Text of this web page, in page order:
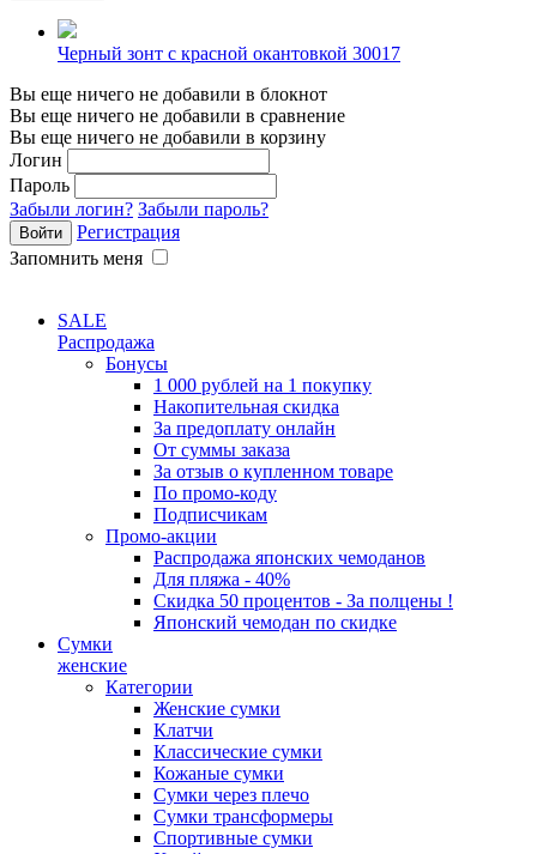
Черный зонт с красной окантовкой 30017
Вы еще ничего не добавили в блокнот
Вы еще ничего не добавили в сравнение
Вы еще ничего не добавили в корзину
Логин
Пароль
Забыли логин? Забыли пароль?
Регистрация
Запомнить меня
SALE
Распродажа
Бонусы
1 000 рублей на 1 покупку
Накопительная скидка
За предоплату онлайн
От суммы заказа
За отзыв о купленном товаре
По промо-коду
Подписчикам
Промо-акции
Распродажа японских чемоданов
Для пляжа - 40%
Скидка 50 процентов - За полцены !
Японский чемодан по скидке
Сумки
женские
Категории
Женские сумки
Клатчи
Классические сумки
Кожаные сумки
Сумки через плечо
Сумки трансформеры
Спортивные сумки